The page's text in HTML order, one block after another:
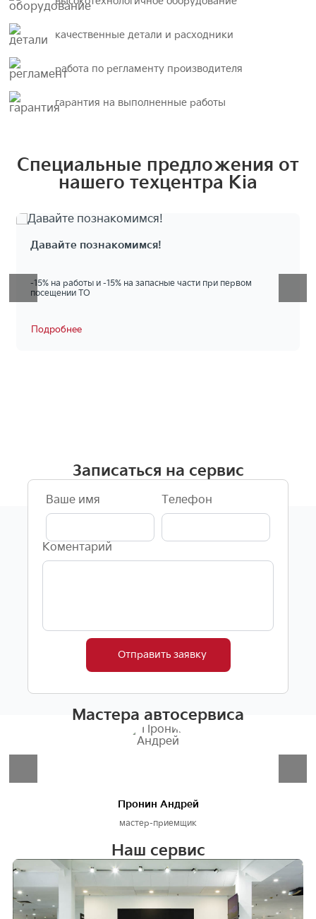
качественные детали и расходники
работа по регламенту производителя
гарантия на выполненные работы
Специальные предложения от
нашего техцентра Kia
Давайте познакомимся!
-15% на работы и -15% на запасные части при первом
посещении ТО
Подробнее
Записаться на сервис
Ваше имя Телефон
Коментарий
Отправить заявку
Мастера автосервиса
Пронин Андрей
мастер-приемщик
Наш сервис